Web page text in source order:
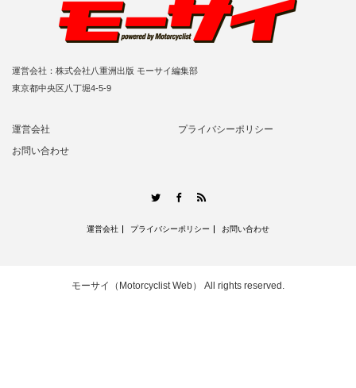
運営会社：株式会社八重洲出版 モーサイ編集部
東京都中央区八丁堀4-5-9
運営会社
プライバシーポリシー
お問い合わせ
TwitterFacebook
運営会社 プライバシーポリシー お問い合わせ
モーサイ（Motorcyclist Web） All rights reserved.